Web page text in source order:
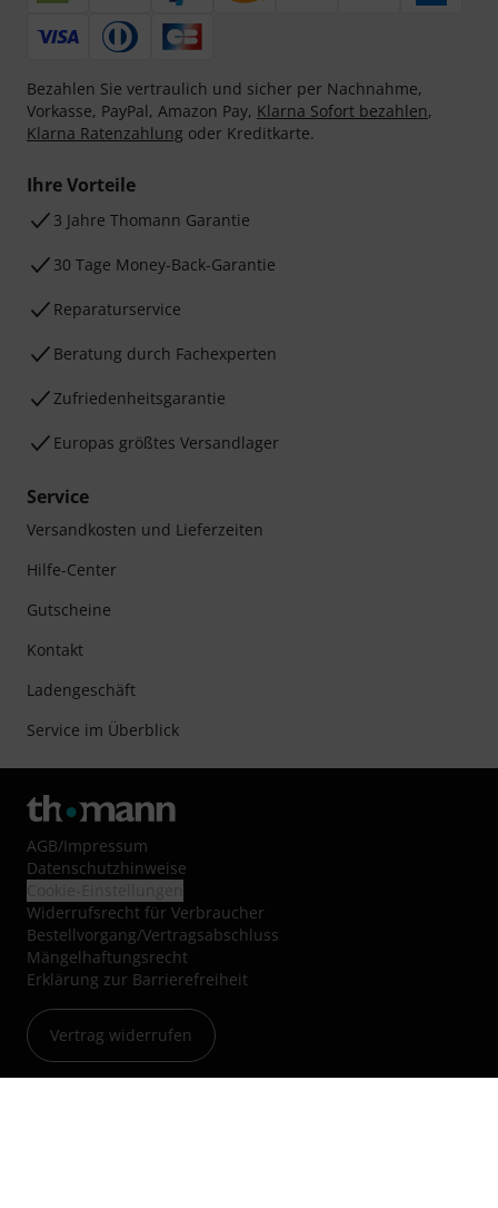
Bezahlen Sie vertraulich und sicher per Nachnahme,
Vorkasse, PayPal, Amazon Pay, Klarna Sofort bezahlen,
Klarna Ratenzahlung oder Kreditkarte.
Ihre Vorteile
3 Jahre Thomann Garantie
30 Tage Money-Back-Garantie
Reparaturservice
Beratung durch Fachexperten
Zufriedenheitsgarantie
Europas größtes Versandlager
Service
Versandkosten und Lieferzeiten
Hilfe-Center
Gutscheine
Kontakt
Ladengeschäft
Service im Überblick
AGB/Impressum
Datenschutzhinweise
Widerrufsrecht für Verbraucher
Bestellvorgang/Vertragsabschluss
Mängelhaftungsrecht
Erklärung zur Barrierefreiheit
Vertrag widerrufen